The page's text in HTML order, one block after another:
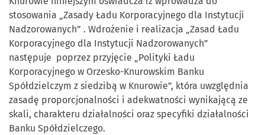
stosowania „Zasady Ładu Korporacyjnego dla Instytucji
Nadzorowanych” . Wdrożenie i realizacja „Zasad Ładu
Korporacyjnego dla Instytucji Nadzorowanych”
następuje poprzez przyjęcie „Polityki Ładu
Korporacyjnego w Orzesko-Knurowskim Banku
Spółdzielczym z siedzibą w Knurowie”, która uwzględnia
zasadę proporcjonalności i adekwatności wynikającą ze
skali, charakteru działalności oraz specyfiki działalności
Banku Spółdzielczego.